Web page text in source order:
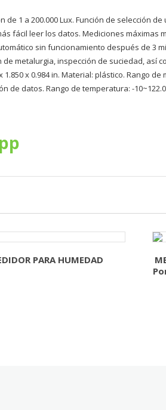
1 a 200.000 Lux. Función de selección
fácil leer los datos. Mediciones
sin funcionamiento después de 3
metalurgia, inspección de suciedad, así
x 0.984 in. Material: plástico. Rango
de datos. Rango de temperatura: -
PARA HUMEDAD